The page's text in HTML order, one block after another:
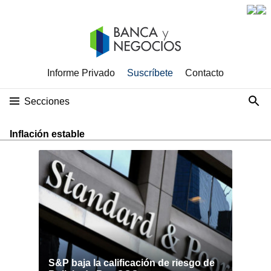
Informe Privado Suscríbete Contacto
Secciones
Inflación estable
S&P baja la calificación de riesgo de